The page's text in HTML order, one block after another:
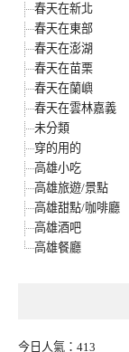
春天在新北
春天在東部
春天在澎湖
春天在苗栗
春天在蘭嶼
春天在雲林嘉義
未分類
穿的用的
高雄小吃
高雄旅遊/景點
高雄甜點/咖啡廳
高雄酒吧
高雄餐廳
今日人氣：413